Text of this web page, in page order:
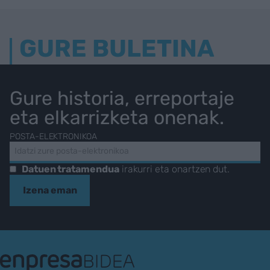
GURE BULETINA
Gure historia, erreportaje
eta elkarrizketa onenak.
POSTA-ELEKTRONIKOA
Datuen tratamenduairakurri eta onartzen dut.
Izena eman